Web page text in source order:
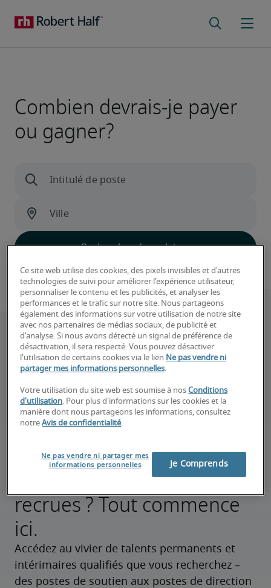
Combien devrais-je payer
ou gagner?
Besoin de nouvelles
recrues ? Tout commence
ici.
Accédez au vivier de talents permanents et
intérimaires qualifiés que vous recherchez –
des postes de soutien aux postes de direction
Ce site web utilise des cookies, des pixels invisibles et d'autres
technologies de suivi pour améliorer l'expérience utilisateur,
personnaliser le contenu et les publicités, et analyser les
performances et le trafic sur notre site. Nous partageons
également des informations sur votre utilisation de notre site
avec nos partenaires de médias sociaux, de publicité et
d'analyse. Si nous avons détecté un signal de préférence de
désactivation, il sera respecté. Vous pouvez désactiver
l'utilisation de certains cookies via le lien Ne pas vendre ni
partager mes informations personnelles.
Votre utilisation du site web est soumise à nosConditions
d'utilisation. Pour plus d'informations sur les cookies et la
manière dont nous partageons les informations, consultez
notreAvis de confidentialité.
Ne pas vendre ni partager mes
informations personnelles
Je Comprends